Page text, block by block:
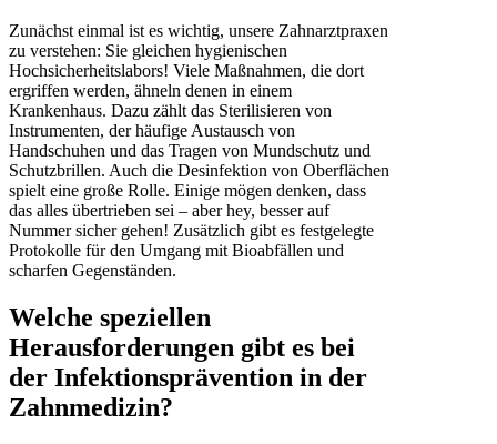
Zunächst einmal ist es wichtig, unsere Zahnarztpraxen
zu verstehen: Sie gleichen hygienischen
Hochsicherheitslabors! Viele Maßnahmen, die dort
ergriffen werden, ähneln denen in einem
Krankenhaus. Dazu zählt das Sterilisieren von
Instrumenten, der häufige Austausch von
Handschuhen und das Tragen von Mundschutz und
Schutzbrillen. Auch die Desinfektion von Oberflächen
spielt eine große Rolle. Einige mögen denken, dass
das alles übertrieben sei – aber hey, besser auf
Nummer sicher gehen! Zusätzlich gibt es festgelegte
Protokolle für den Umgang mit Bioabfällen und
scharfen Gegenständen.
Welche speziellen
Herausforderungen gibt es bei
der Infektionsprävention in der
Zahnmedizin?